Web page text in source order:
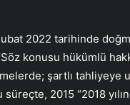
2022 tarihinde
konusu hükümlü
şartlı tahliyeye
2015 “2018